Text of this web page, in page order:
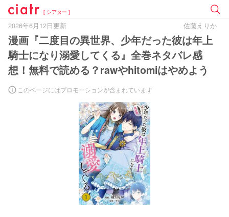
[ シアター ]
2026年6月12日更新 佐藤えりか
漫画『二度目の異世界、少年だった彼は年上
騎士になり溺愛してくる』全巻ネタバレ感
想！無料で読める？rawやhitomiはやめよう
このページにはプロモーションが含まれています